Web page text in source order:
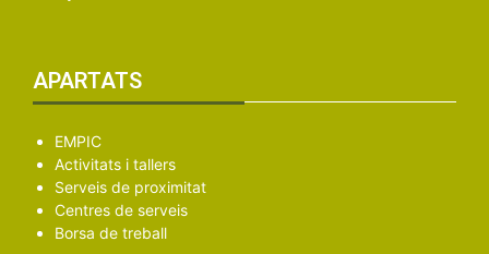
APARTATS
EMPIC
Activitats i tallers
Serveis de proximitat
Centres de serveis
Borsa de treball